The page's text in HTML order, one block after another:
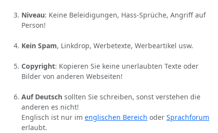
Niveau: Keine Beleidigungen, Hass-Sprüche, Angriff auf
Person!
Kein Spam, Linkdrop, Werbetexte, Werbeartikel usw.
Copyright: Kopieren Sie keine unerlaubten Texte oder
Bilder von anderen Webseiten!
Auf Deutsch sollten Sie schreiben, sonst verstehen die
anderen es nicht!
Englisch ist nur im englischen Bereich oder Sprachforum
erlaubt.